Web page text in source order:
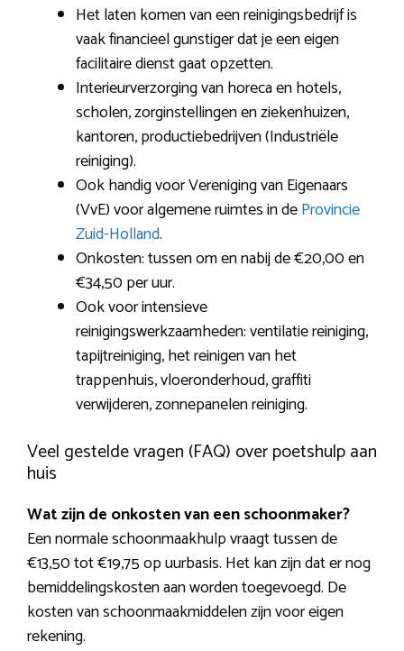
Het laten komen van een reinigingsbedrijf is
vaak financieel gunstiger dat je een eigen
facilitaire dienst gaat opzetten.
Interieurverzorging van horeca en hotels,
scholen, zorginstellingen en ziekenhuizen,
kantoren, productiebedrijven (Industriële
reiniging).
Ook handig voor Vereniging van Eigenaars
(VvE) voor algemene ruimtes in deProvincie
Zuid-Holland.
Onkosten: tussen om en nabij de €20,00 en
€34,50 per uur.
Ook voor intensieve
reinigingswerkzaamheden: ventilatie reiniging,
tapijtreiniging, het reinigen van het
trappenhuis, vloeronderhoud, graffiti
verwijderen, zonnepanelen reiniging.
Veel gestelde vragen (FAQ) over poetshulp aan
huis
Wat zijn de onkosten van een schoonmaker?
Een normale schoonmaakhulp vraagt tussen de
€13,50 tot €19,75 op uurbasis. Het kan zijn dat er nog
bemiddelingskosten aan worden toegevoegd. De
kosten van schoonmaakmiddelen zijn voor eigen
rekening.